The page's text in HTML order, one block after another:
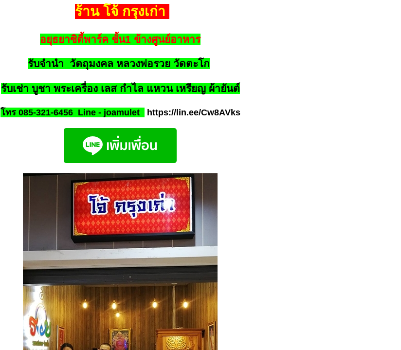
ร้าน โจ้ กรุงเก่า
อยุธยาซิตี้พาร์ค ชั้น1 ข้างศูนย์อาหาร
รับจำนำ วัตถุมงคล หลวงพ่อรวย วัดตะโก
รับเช่า บูชา พระเครื่อง เลส กำไล แหวน เหรียญ ผ้ายันต์
โทร 085-321-6456 Line - joamulet https://lin.ee/Cw8AVks